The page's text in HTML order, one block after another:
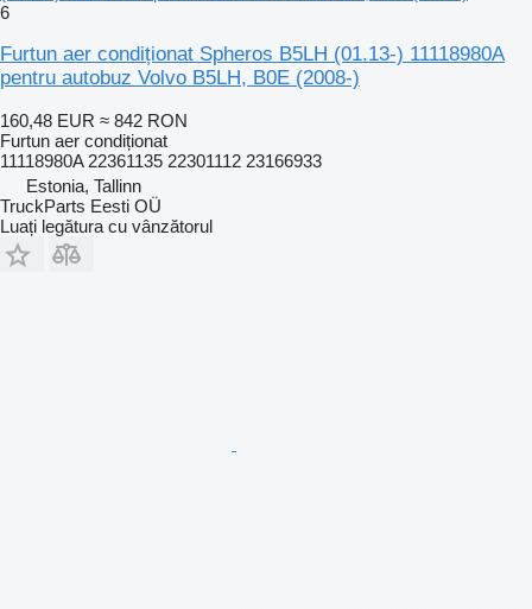
6
Furtun aer condiționat Spheros B5LH (01.13-) 11118980A
pentru autobuz Volvo B5LH, B0E (2008-)
160,48 EUR ≈ 842 RON
Furtun aer condiționat
11118980A 22361135 22301112 23166933
Estonia, Tallinn
TruckParts Eesti OÜ
Luați legătura cu vânzătorul